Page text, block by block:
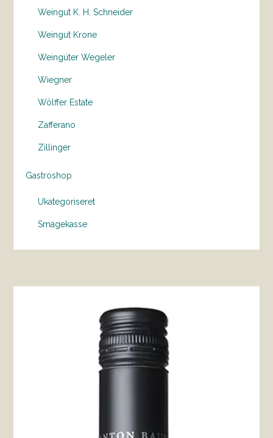
Weingut K. H. Schneider
Weingut Krone
Weingüter Wegeler
Wiegner
Wölffer Estate
Zafferano
Zillinger
Gastroshop
Ukategoriseret
Smagekasse